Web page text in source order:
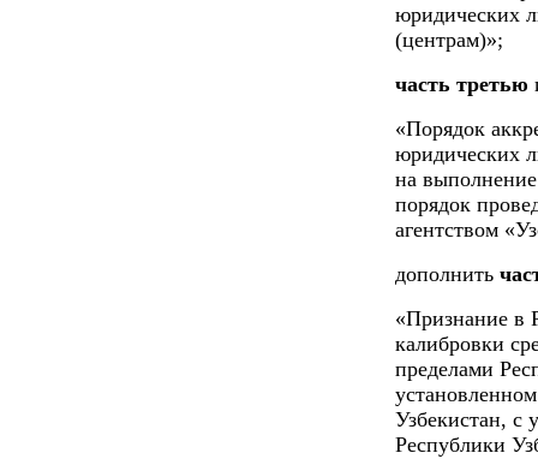
юридических
(центрам)»;
часть третью
«Порядок
юридических
на
порядок
агентством
дополнить
«Признание в
калибровки
пределами
Узбекистан, с
Республики